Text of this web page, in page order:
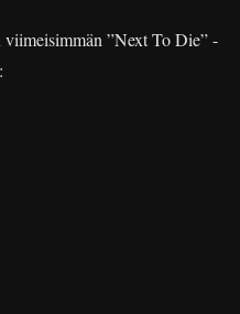
viimeisimmän ”Next To Die” -